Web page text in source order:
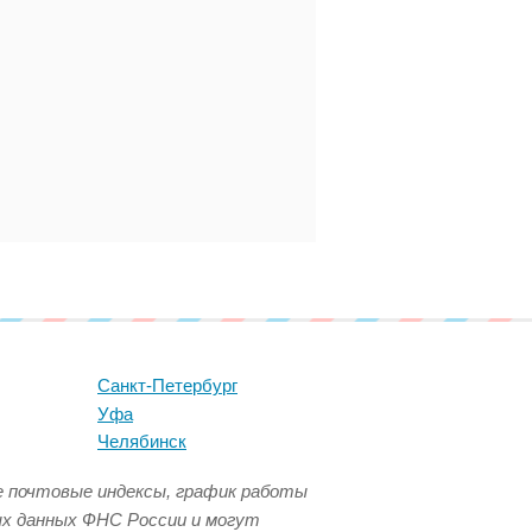
Санкт-Петербург
Уфа
Челябинск
почтовые индексы, график работы
данных ФНС России и могут